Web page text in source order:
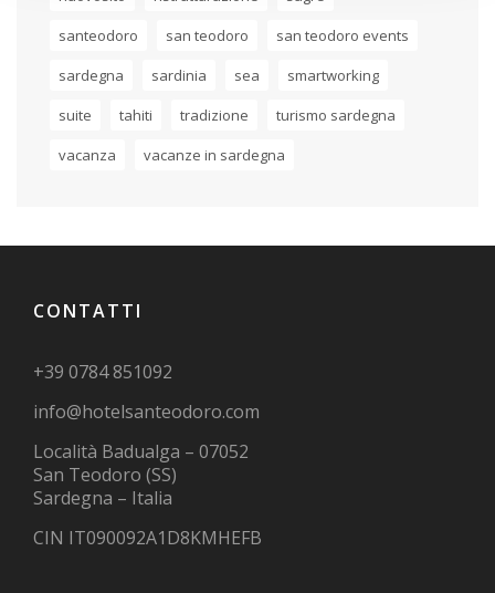
santeodoro
san teodoro
san teodoro events
sardegna
sardinia sea
smartworking
suite
tahiti tradizione
turismo sardegna
vacanza
vacanze in sardegna
CONTATTI
+39 0784 851092
info@hotelsanteodoro.com
Località Badualga – 07052
San Teodoro (SS)
Sardegna – Italia
CIN IT090092A1D8KMHEFB